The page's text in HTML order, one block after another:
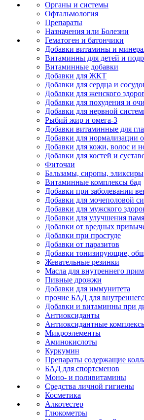
Органы и системы
Офтальмология
Препараты
Назначения или Болезни
Гематоген и батончики
Добавки витамины и
Витаминны для детей и
Витаминные добавки
Добавки для ЖКТ
Добавки для сердца и
Добавки для женского
Добавки для похудения и
Добавки для нервной
Рыбий жир и омега-3
Добавки витаминные для
Добавки для нормализации
Добавки для кожи, волос и
Добавки для костей и
Фиточаи
Бальзамы, сиропы, эликсиры
Витаминные комплексы бад
Добавки при заболевании
Добавки для мочеполовой
Добавки для мужского
Добавки для улучшения
Добавки от вредных
Добавки при простуде
Добавки от паразитов
Добавки тонизирующие,
Жевательные резинки
Масла для внутреннего
Пивные дрожжи
Добавки для иммунитета
прочие БАД для
Добавки и витаминны при
Антиоксиданты
Антиоксидантные
Микроэлементы
Аминокислоты
Куркумин
Препараты содержащие
БАД для спортсменов
Моно- и поливитамины
Средства личной гигиены
Косметика
Алкотестер
Глюкометры